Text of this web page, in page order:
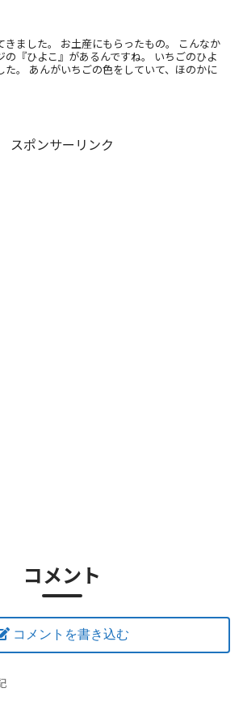
きました。 お土産にもらったもの。 こんなか
の『ひよこ』があるんですね。 いちごのひよ
た。 あんがいちごの色をしていて、ほのかに
スポンサーリンク
コメント
コメントを書き込む